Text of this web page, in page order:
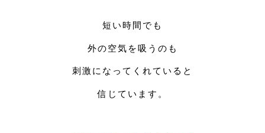
短い時間でも
外の空気を吸うのも
刺激になってくれていると
信じています。